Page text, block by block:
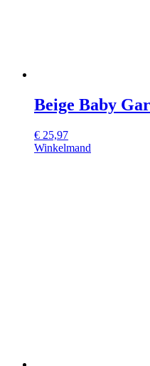
Beige Baby
€ 25,97
Winkelmand